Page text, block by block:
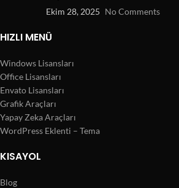
Ekim 28, 2025 No Comments
HIZLI MENÜ
Windows Lisansları
Office Lisansları
Envato Lisansları
Grafik Araçları
Yapay Zeka Araçları
WordPress Eklenti – Tema
KISAYOL
Blog